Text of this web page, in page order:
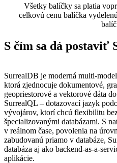
Všetky balíčky sa platia
celkovú cenu balíčka
S čím sa dá postaviť
SurrealDB je moderná multi-
ktorá zjednocuje dokumentové,
geopriestorové a vektorové dáta
SurrealQL – dotazovací jazyk
vývojárov, ktorí chcú flexibilitu
špecializovanými databázami. S
v reálnom čase, povolenia na
zabudovanú priamo v databáze,
databáza aj ako backend-as-a-
aplikácie.